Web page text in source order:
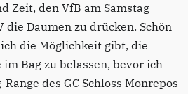
Zeit, den VfB am Samstag
die Daumen zu drücken. Schön
die Möglichkeit gibt, die
im Bag zu belassen, bevor ich
des GC Schloss Monrepos